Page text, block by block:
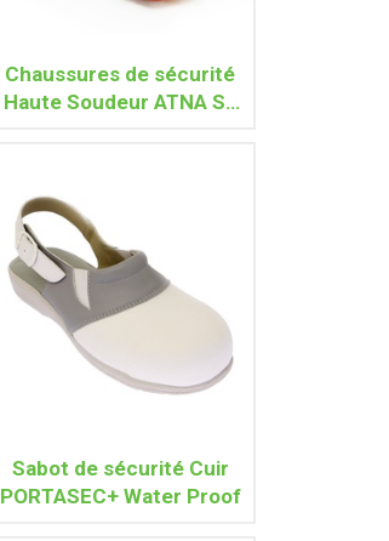
Chaussures de sécurité
Haute Soudeur ATNA S3
Sabot de sécurité Cuir
PORTASEC+ Water Proof